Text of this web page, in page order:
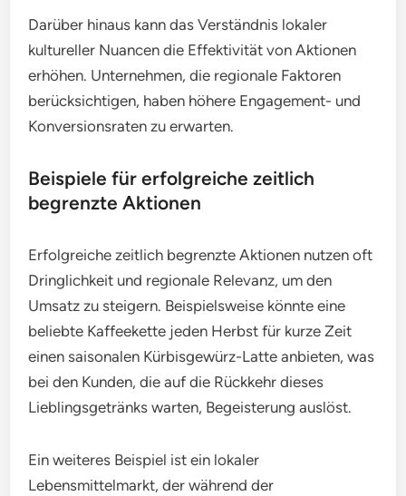
Darüber hinaus kann das Verständnis lokaler
kultureller Nuancen die Effektivität von Aktionen
erhöhen. Unternehmen, die regionale Faktoren
berücksichtigen, haben höhere Engagement- und
Konversionsraten zu erwarten.
Beispiele für erfolgreiche zeitlich
begrenzte Aktionen
Erfolgreiche zeitlich begrenzte Aktionen nutzen oft
Dringlichkeit und regionale Relevanz, um den
Umsatz zu steigern. Beispielsweise könnte eine
beliebte Kaffeekette jeden Herbst für kurze Zeit
einen saisonalen Kürbisgewürz-Latte anbieten, was
bei den Kunden, die auf die Rückkehr dieses
Lieblingsgetränks warten, Begeisterung auslöst.
Ein weiteres Beispiel ist ein lokaler
Lebensmittelmarkt, der während der